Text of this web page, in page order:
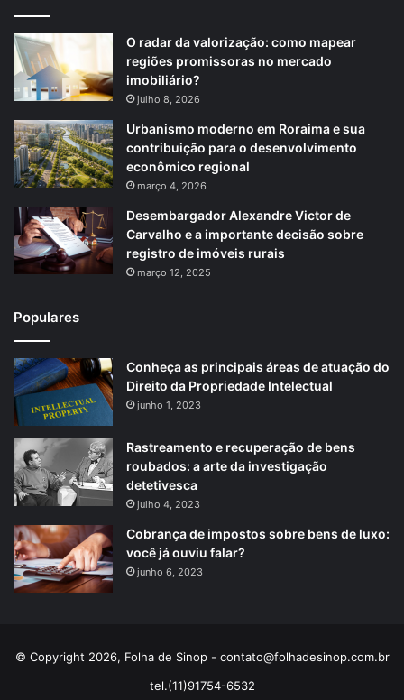
O radar da valorização: como mapear
regiões promissoras no mercado
imobiliário?
julho 8, 2026
Urbanismo moderno em Roraima e sua
contribuição para o desenvolvimento
econômico regional
março 4, 2026
Desembargador Alexandre Victor de
Carvalho e a importante decisão sobre
registro de imóveis rurais
março 12, 2025
Populares
Conheça as principais áreas de atuação do
Direito da Propriedade Intelectual
junho 1, 2023
Rastreamento e recuperação de bens
roubados: a arte da investigação
detetivesca
julho 4, 2023
Cobrança de impostos sobre bens de luxo:
você já ouviu falar?
junho 6, 2023
© Copyright 2026, Folha de Sinop - contato@folhadesinop.com.br
tel.(11)91754-6532